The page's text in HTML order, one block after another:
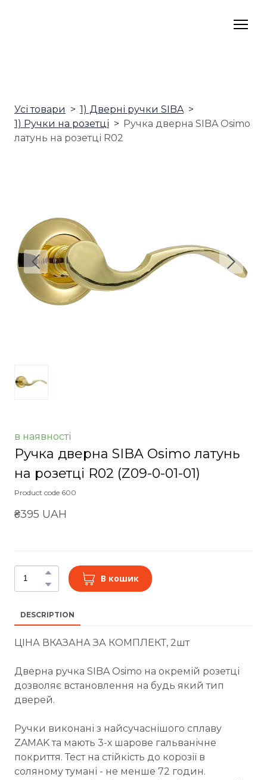
Усі товари
1) Дверні ручки SIBA
1) Ручки на розетці
Ручка дверна SIBA Osimo
латунь на розетці R02
в наявності
Ручка дверна SIBA Osimo латунь
на розетці R02 (Z09-0-01-01)
Product code 600
₴395 UAH
В кошик
DESCRIPTION
ЦІНА ВКАЗАНА ЗА КОМПЛЕКТ, 2шт
Дверна ручка SIBA Osimo на окремій розетці
дозволяє встановлення на будь який тип
дверей.
Ручки виконані з найсучаснішого сплаву
ZAMAK та мають 3-х шарове гальванічне
покриття. Тест на стійкість до корозії в
соляному тумані - не менше 72 годин.